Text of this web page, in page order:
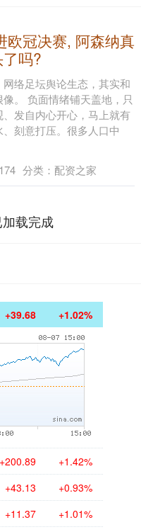
欧冠决赛, 阿森纳真
吗?
络足坛舆论生态，其实和
。 负面情绪铺天盖地，只
发自内心开心，马上就有
刻意打压。很多人口中
174 分类： 配资之家
载完成
+39.68 +1.02%
+200.89 +1.42%
+43.13 +0.93%
+11.37 +1.01%